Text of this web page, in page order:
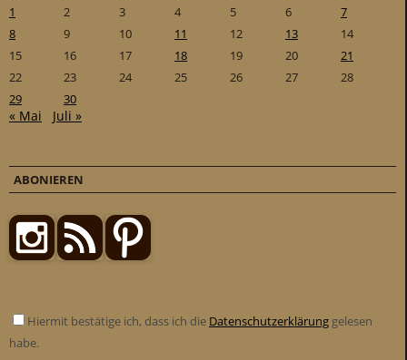
S
l
l
i
m
K
l
s
1
2 3 4 5 6
7
8
9 10 11 12 13
14
15
16 17 18 19 20
21
22
23 24 25 26 27
28
29
30
« Mai Juli »
ABONIEREN
Hiermit bestätige ich, dass ich die Datenschutzerklärung gelesen
habe.